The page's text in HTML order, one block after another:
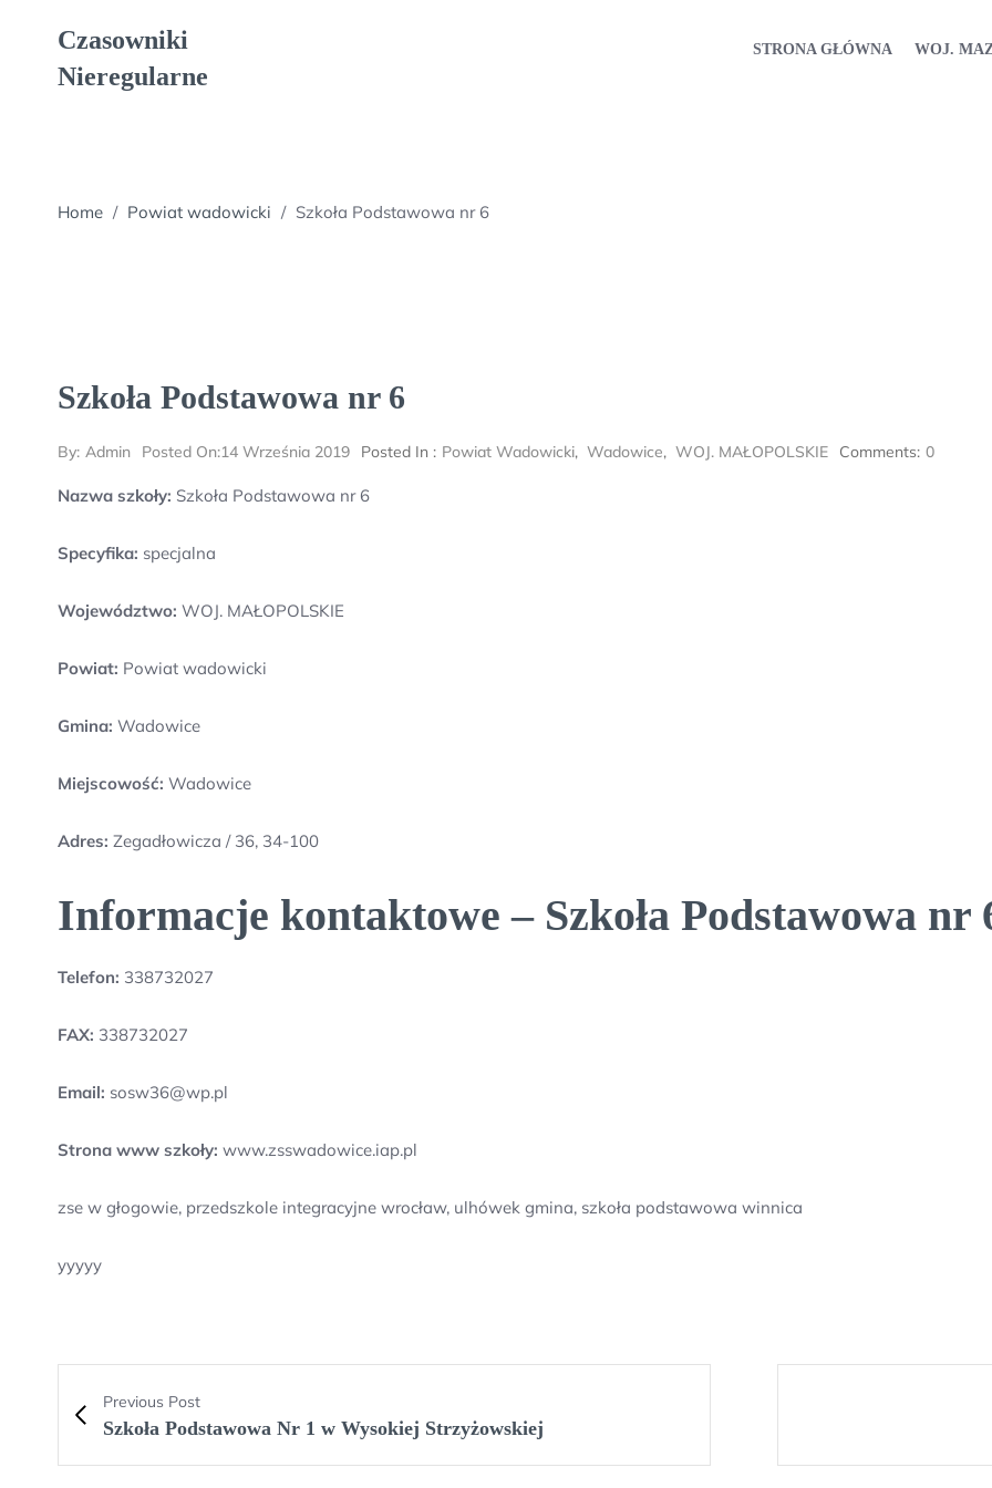
Czasowniki
Nieregularne
STRONA GŁÓWNA WOJ.
Home / Powiat wadowicki / Szkoła Podstawowa nr 6
Szkoła Podstawowa nr 6
By: Admin Posted On:14 Września 2019 Posted In : Powiat Wadowicki, Wadowice, WOJ. MAŁOPOLSKIE Comments: 0
Nazwa szkoły: Szkoła Podstawowa nr 6
Specyfika: specjalna
Województwo: WOJ. MAŁOPOLSKIE
Powiat: Powiat wadowicki
Gmina: Wadowice
Miejscowość: Wadowice
Adres: Zegadłowicza / 36, 34-100
Informacje kontaktowe – Szkoła Podstawowa nr
Telefon: 338732027
FAX: 338732027
Email: sosw36@wp.pl
Strona www szkoły: www.zsswadowice.iap.pl
zse w głogowie, przedszkole integracyjne wrocław, ulhówek gmina, szkoła podstawowa winnica
yyyyy
Previous Post
Szkoła Podstawowa Nr 1 w Wysokiej Strzyżowskiej